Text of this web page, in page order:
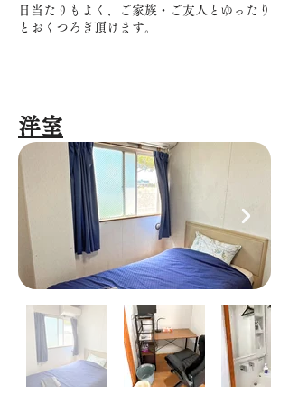
日当たりもよく、ご家族・ご友人とゆったり
とおくつろぎ頂けます。
洋室